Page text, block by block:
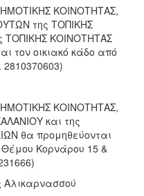
ΚΟΙΝΟΤΗΤΑΣ,
της ΤΟΠΙΚΗΣ
ΤΟΠΙΚΗΣ ΚΟΙΝΟΤΗΤΑΣ
τον οικιακό κάδο από
ΚΟΙΝΟΤΗΤΑΣ,
και της
θα προμηθεύονται
Θέμου Κορνάρου 15 &